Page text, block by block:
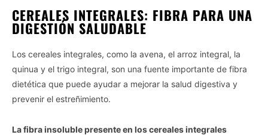
CEREALES INTEGRALES: FIBRA PARA UNA
DIGESTIÓN SALUDABLE
Los cereales integrales, como la avena, el arroz integral, la
quinua y el trigo integral, son una fuente importante de fibra
dietética que puede ayudar a mejorar la salud digestiva y
prevenir el estreñimiento.
La fibra insoluble presente en los cereales integrales